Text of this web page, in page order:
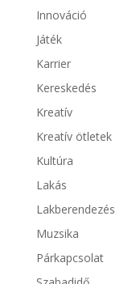
Innováció
Játék
Karrier
Kereskedés
Kreatív
Kreatív ötletek
Kultúra
Lakás
Lakberendezés
Muzsika
Párkapcsolat